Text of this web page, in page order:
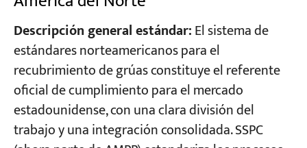
Descripción general estándar:El sistema de
estándares norteamericanos para el
recubrimiento de grúas constituye el referente
oficial de cumplimiento para el mercado
estadounidense, con una clara división del
trabajo y una integración consolidada. SSPC